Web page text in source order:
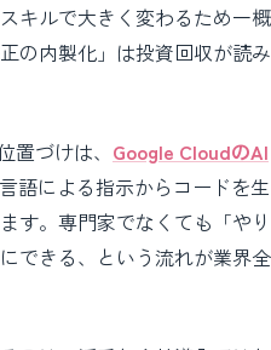
キルで大きく変わるため一概
の内製化」は投資回収が読み
づけは、 Google CloudのAI
語による指示からコードを生
す。専門家でなくても「やり
できる、という流れが業界全